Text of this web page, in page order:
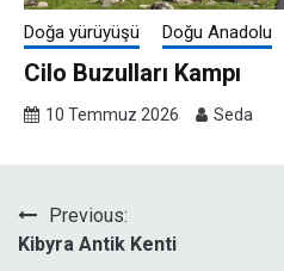
Doğa yürüyüşü Doğu Anadolu
Cilo Buzulları Kampı
10 Temmuz 2026 Seda
Yazı
gezinmesi
Previous:
Kibyra Antik Kenti